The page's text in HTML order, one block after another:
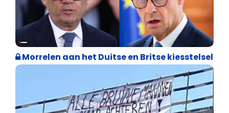
Internationale politiek
Morrelen aan het Duitse en Britse kiesstelsel